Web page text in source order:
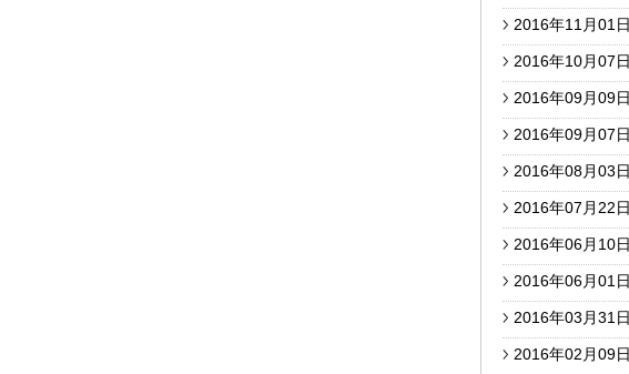
2016年11月01日
2016年10月07日
2016年09月09日
2016年09月07日
2016年08月03日
2016年07月22日
2016年06月10日
2016年06月01日
2016年03月31日
2016年02月09日